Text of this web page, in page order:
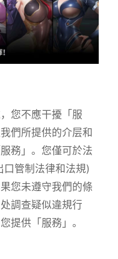
您不應干擾「服
們所提供的介层和
務」。您僅可於法
管制法律和法規)
您未遵守我們的條
調查疑似違規行
提供「服務」。